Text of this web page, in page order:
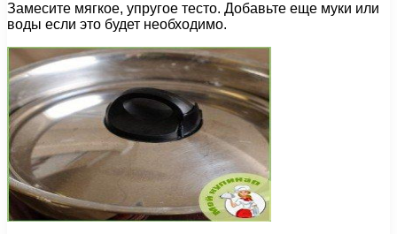
Замесите мягкое, упругое тесто. Добавьте еще муки или
воды если это будет необходимо.